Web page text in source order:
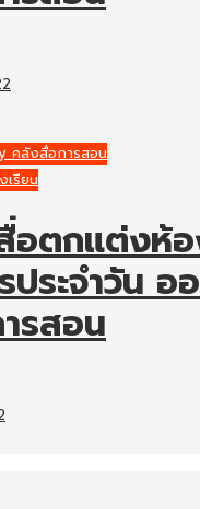
คลังสื่อการสอน
รียน
ตกแต่งห้อ
ประจำวัน
รสอน